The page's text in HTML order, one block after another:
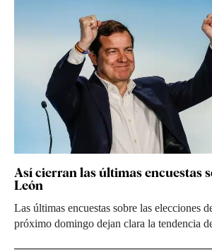
Así cierran las últimas encuestas
León
Las últimas encuestas sobre las elecciones
próximo domingo dejan clara la tendencia